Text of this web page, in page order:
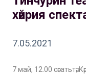
хәйрия
7.05.2021
7 май, 12.00 сәгатьтә,